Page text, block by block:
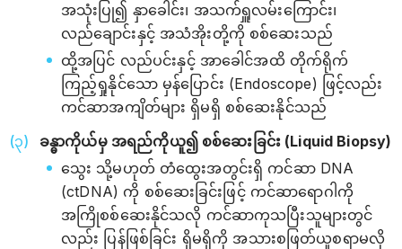
အသုံးပြု၍ နှာခေါင်း၊ အသက်ရှူလမ်းကြောင်း၊
လည်ချောင်းနှင့် အသံအိုးတို့ကို စစ်ဆေးသည်
ထို့အပြင် လည်ပင်းနှင့် အာခေါင်အထိ တိုက်ရိုက်
ကြည့်ရှုနိုင်သော မှန်ပြောင်း (Endoscope) ဖြင့်လည်း
ကင်ဆာအကျိတ်များ ရှိမရှိ စစ်ဆေးနိုင်သည်
ခန္ဓာကိုယ်မှ အရည်ကိုယူ၍ စစ်ဆေးခြင်း (Liquid Biopsy)
သွေး သို့မဟုတ် တံထွေးအတွင်းရှိ ကင်ဆာ DNA
(ctDNA) ကို စစ်ဆေးခြင်းဖြင့် ကင်ဆာရောဂါကို
အကြိုစစ်ဆေးနိုင်သလို ကင်ဆာကုသပြီးသူများတွင်
လည်း ပြန်ဖြစ်ခြင်း ရှိမရှိကို အသားစဖြတ်ယူစရာမလို